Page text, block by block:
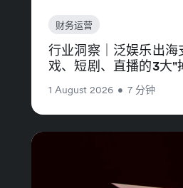
财务运营
行业洞察｜泛娱乐出海
戏、短剧、直播的3大"
1 August 2026 • 7 分钟